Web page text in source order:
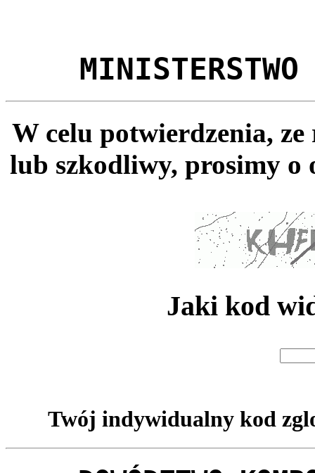
MINISTERSTWO
W celu potwierdzenia,
lub szkodliwy, prosimy o
Jaki kod
Twój indywidualny kod